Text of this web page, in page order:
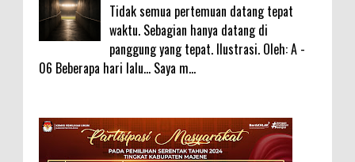
Tidak semua pertemuan datang tepat
waktu. Sebagian hanya datang di
panggung yang tepat. Ilustrasi. Oleh: A -
06 Beberapa hari lalu... Saya m...